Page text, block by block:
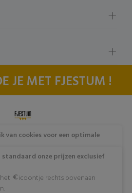
JE MET FJESTUM !
Rights ReservedCookie & Privacy
van cookies voor een optimale
of verder gebruik te maken
u in met het gebruik van deze
omtrent deze cookies? Klik dan
onze prijzen exclusief
icoontje rechts bovenaan